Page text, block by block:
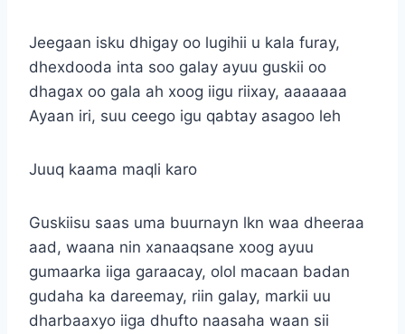
Jeegaan isku dhigay oo lugihii u kala furay,
dhexdooda inta soo galay ayuu guskii oo
dhagax oo gala ah xoog iigu riixay, aaaaaaa
Ayaan iri, suu ceego igu qabtay asagoo leh
Juuq kaama maqli karo
Guskiisu saas uma buurnayn lkn waa dheeraa
aad, waana nin xanaaqsane xoog ayuu
gumaarka iiga garaacay, olol macaan badan
gudaha ka dareemay, riin galay, markii uu
dharbaaxyo iiga dhufto naasaha waan sii